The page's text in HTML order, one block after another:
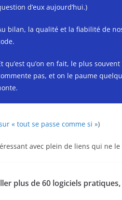
d’eux aujourd’hui.)
bilan, la qualité et la fiabilité de
qu’est qu’on en fait, le plus
pas, et on le paume
« tout se passe comme si »)
avec plein de liens qui ne
plus de 60 logiciels pratiques,